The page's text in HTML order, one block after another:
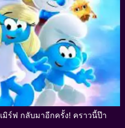
มิร์ฟ กลับมาอีกครั้ง! คราวนี้ป๊า